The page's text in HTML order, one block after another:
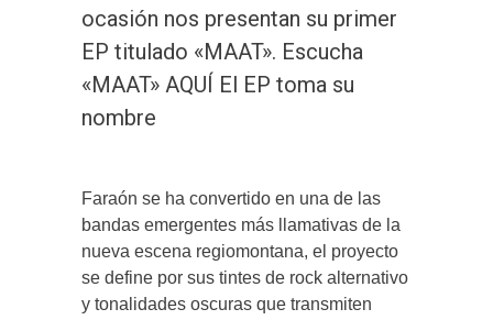
ocasión nos presentan su primer
EP titulado «MAAT». Escucha
«MAAT» AQUÍ El EP toma su
nombre
Faraón se ha convertido en una de las
bandas emergentes más llamativas de la
nueva escena regiomontana, el proyecto
se define por sus tintes de rock alternativo
y tonalidades oscuras que transmiten